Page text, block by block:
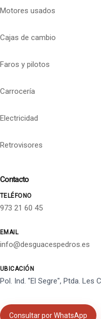
Motores usados
Cajas de cambio
Faros y pilotos
Carrocería
Electricidad
Retrovisores
Contacto
TELÉFONO
973 21 60 45
EMAIL
info@desguacespedros.es
UBICACIÓN
Pol. Ind. "El Segre", Ptda. Les
Consultar por WhatsApp